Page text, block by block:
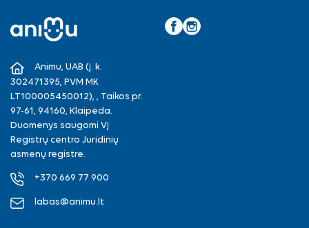
Animu, UAB (Į. k.
302471395, PVM MK
LT100005450012), , Taikos pr.
97-61, 94160, Klaipėda.
Duomenys saugomi VĮ
Registrų centro Juridinių
asmenų registre.
+370 669 77 900
labas@animu.lt